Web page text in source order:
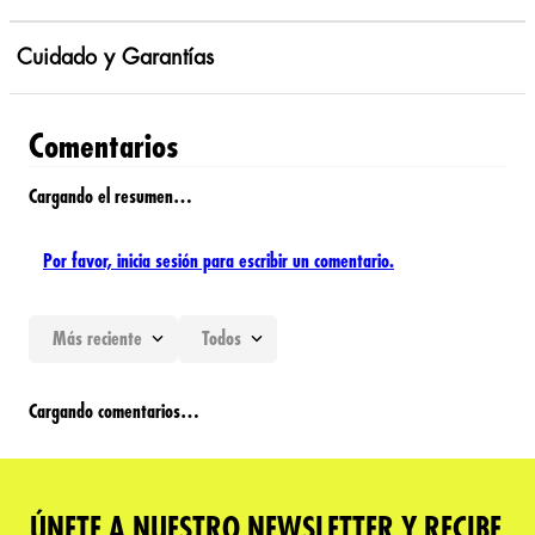
Cuidado y Garantías
Comentarios
Cargando el resumen…
Por favor, inicia sesión para escribir un comentario.
Más reciente Todos
Cargando comentarios…